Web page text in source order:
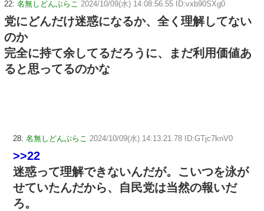
22: 名無しどんぶらこ 2024/10/09(水) 14:08:56.55 ID:vxb90SXg0
党にどんだけ迷惑になるか、全く理解してない
のか
完全に持て余してるだろうに、まだ利用価値あ
ると思ってるのかな
28: 名無しどんぶらこ 2024/10/09(水) 14:13:21.78 ID:GTjc7knV0
>>22
迷惑って理解できないんだが。こいつを泳が
せていたんだから、自民党は当然の報いだ
ろ。